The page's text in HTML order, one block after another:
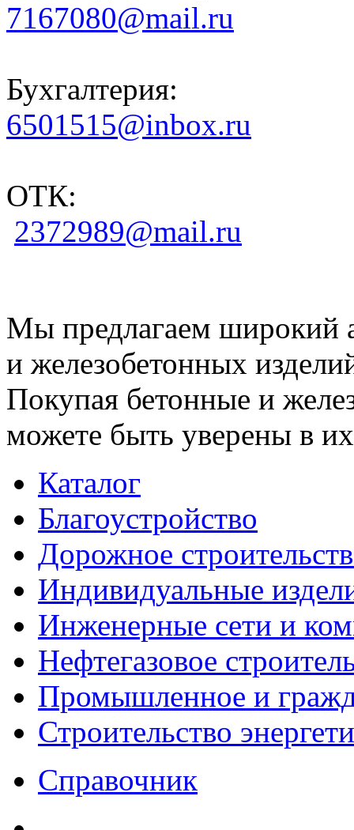
7167080@mail.ru
Бухгалтерия:
6501515@inbox.ru
ОТК:
2372989@mail.ru
Мы предлагаем широкий
и железобетонных
Покупая бетонные и
можете быть уверены в их
Каталог
Благоустройство
Дорожное
Индивидуальные
Инженерные сети и
Нефтегазовое
Промышленное и
Строительство
Справочник